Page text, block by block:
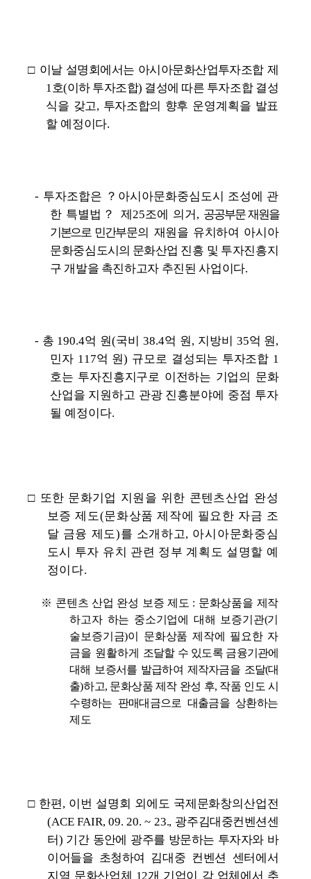
□ 이날 설명회에서는 아시아문화산업투자조합 제
1호(이하 투자조합) 결성에 따른 투자조합 결성
식을 갖고, 투자조합의 향후 운영계획을 발표
할 예정이다.
- 투자조합은 ？아시아문화중심도시 조성에 관
한 특별법？ 제25조에 의거, 공공부문재원을
기본으로 민간부문의 재원을 유치하여 아시아
문화중심도시의 문화산업 진흥 및 투자진흥지
구 개발을 촉진하고자 추진된 사업이다.
- 총 190.4억 원(국비 38.4억 원, 지방비 35억 원,
민자 117억 원) 규모로 결성되는 투자조합 1
호는 투자진흥지구로 이전하는 기업의 문화
산업을 지원하고 관광 진흥분야에 중점 투자
될 예정이다.
□ 또한 문화기업 지원을 위한 콘텐츠산업 완성
보증 제도(문화상품 제작에 필요한 자금 조
달 금융 제도)를 소개하고, 아시아문화중심
도시 투자 유치 관련 정부 계획도 설명할 예
정이다.
※ 콘텐츠 산업 완성 보증 제도 : 문화상품을 제작
하고자 하는 중소기업에 대해 보증기관(기
술보증기금)이 문화상품 제작에 필요한 자
금을 원활하게 조달할 수 있도록 금융기관에
대해 보증서를 발급하여 제작자금을 조달(대
출)하고, 문화상품 제작 완성 후, 작품 인도 시
수령하는 판매대금으로 대출금을 상환하는
제도
□ 한편, 이번 설명회 외에도 국제문화창의산업전
(ACE FAIR, 09. 20. ~ 23., 광주김대중컨벤션센
터) 기간 동안에 광주를 방문하는 투자자와 바
이어들을 초청하여
김대중 컨벤션 센터에서
지역 문화산업체 12개 기업이 각 업체에서 추